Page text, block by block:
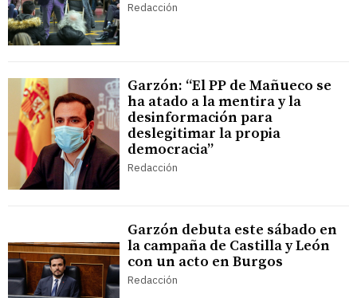
Redacción
Garzón: “El PP de Mañueco se
ha atado a la mentira y la
desinformación para
deslegitimar la propia
democracia”
Redacción
Garzón debuta este sábado en
la campaña de Castilla y León
con un acto en Burgos
Redacción